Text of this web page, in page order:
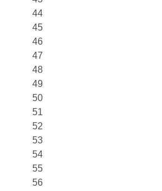
44
45
46
47
48
49
50
51
52
53
54
55
56